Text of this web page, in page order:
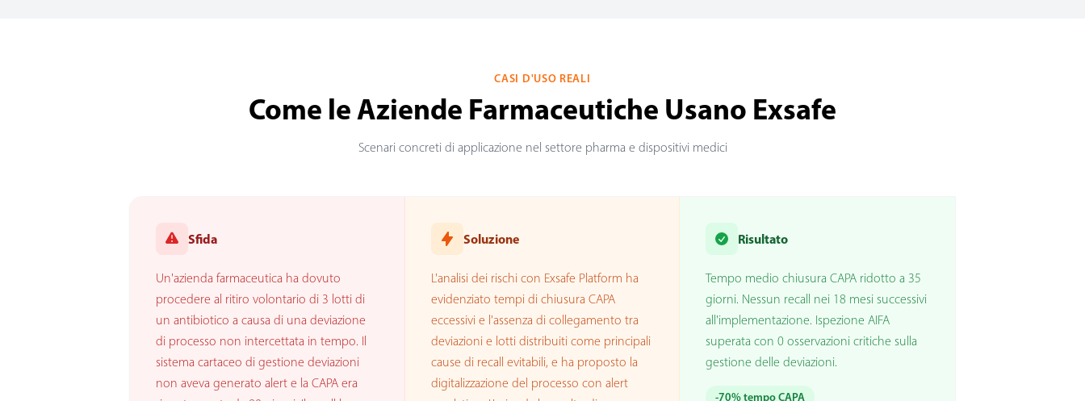
CASI D'USO REALI
Come le Aziende Farmaceutiche Usano Exsafe
Scenari concreti di applicazione nel settore pharma e dispositivi medici
Sfida
Un'azienda farmaceutica ha dovuto
procedere al ritiro volontario di 3 lotti di
un antibiotico a causa di una deviazione
di processo non intercettata in tempo. Il
sistema cartaceo di gestione deviazioni
non aveva generato alert e la CAPA era
Soluzione
L'analisi dei rischi con Exsafe Platform ha
evidenziato tempi di chiusura CAPA
eccessivi e l'assenza di collegamento tra
deviazioni e lotti distribuiti come principali
cause di recall evitabili, e ha proposto la
digitalizzazione del processo con alert
Risultato
Tempo medio chiusura CAPA ridotto a 35
giorni. Nessun recall nei 18 mesi successivi
all'implementazione. Ispezione AIFA
superata con 0 osservazioni critiche sulla
gestione delle deviazioni.
-70% tempo CAPA